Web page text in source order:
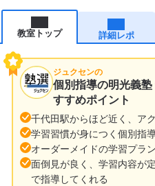
教室トップ 詳細レポ
ジュクセンの
個別指導の明光義
すすめポイント
千代田駅からほど近く、ア
学習習慣が身につく個別指
オーダーメイドの学習プラ
面倒見が良く、学習内容が
で指導してくれる